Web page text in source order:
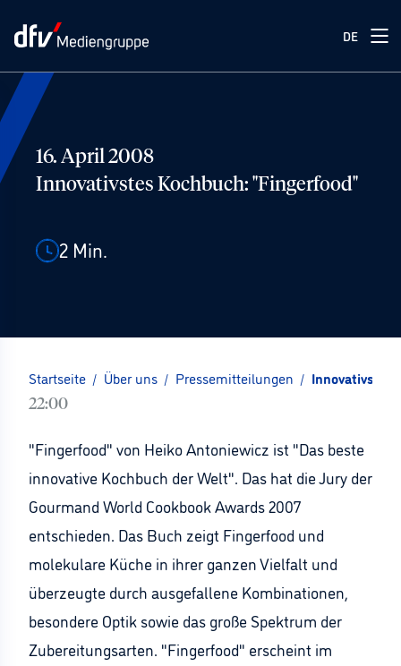
DE
16. April 2008
Innovativstes Kochbuch: "Fingerfood"
2 Min.
Startseite / Über uns / Pressemitteilungen / Innovativstes
22:00
"Fingerfood" von Heiko Antoniewicz ist "Das beste
innovative Kochbuch der Welt". Das hat die Jury der
Gourmand World Cookbook Awards 2007
entschieden. Das Buch zeigt Fingerfood und
molekulare Küche in ihrer ganzen Vielfalt und
überzeugte durch ausgefallene Kombinationen,
besondere Optik sowie das große Spektrum der
Zubereitungsarten. "Fingerfood" erscheint im